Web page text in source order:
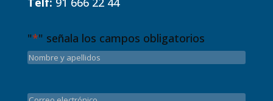
"*" señala los campos obligatorios